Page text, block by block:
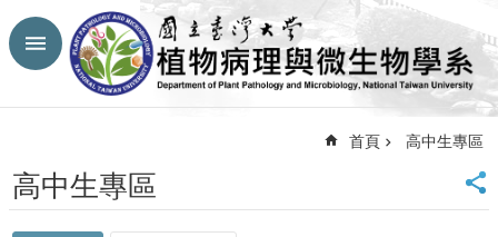
跳到主要內容區塊
進
搜
回
首
首頁 高中生專區
高中生專區